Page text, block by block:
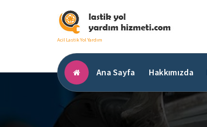
Acil Lastik Yol Yardım
Ana Sayfa Hakkımızda